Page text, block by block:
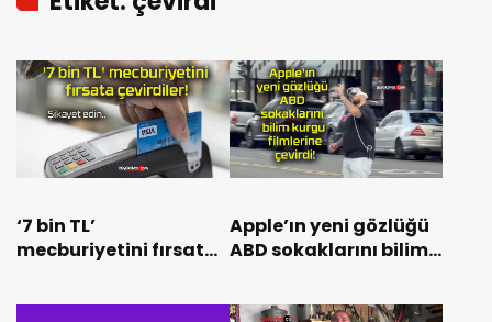
‘7 bin TL’
mecburiyetini fırsata
Apple’ın yeni gözlüğü
ABD sokaklarını bilim
çevirdi!